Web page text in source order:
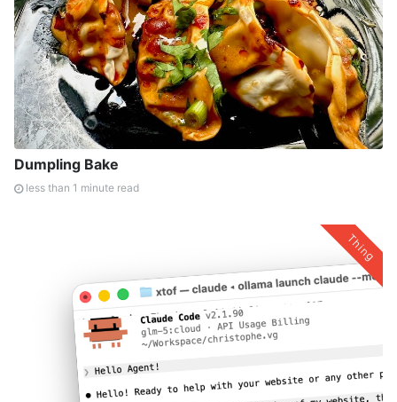
Dumpling Bake
less than 1 minute read
Thing